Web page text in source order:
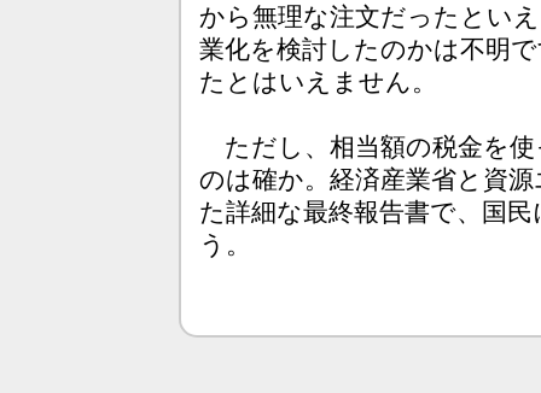
から無理な注文だったとい
業化を検討したのかは不明
たとはいえません。
ただし、相当額の税金を
のは確か。経済産業省と資
た詳細な最終報告書で、国
う。